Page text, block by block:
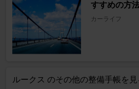
すすめの方
カーライフ
ルークス のその他の整備手帳を見